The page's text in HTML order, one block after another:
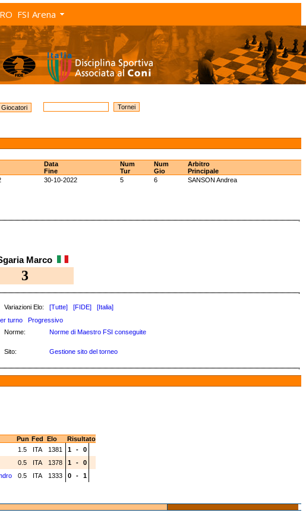
FSI Arena
Data
Fine
Num
Tur
Num
Gio
Arbitro
Principale
30-10-2022 5 6
SANSON Andrea
Marco
3
Variazioni Elo: [Tutte] [FIDE]
[Italia]
turno
Progressivo
Norme: Norme di Maestro FSI conseguite
Sito: Gestione sito del torneo
Pun Fed Elo
Risultato
1.5 ITA 1381 1 -
0
0.5 ITA 1378 1 -
0
0.5 ITA 1333 0 - 1